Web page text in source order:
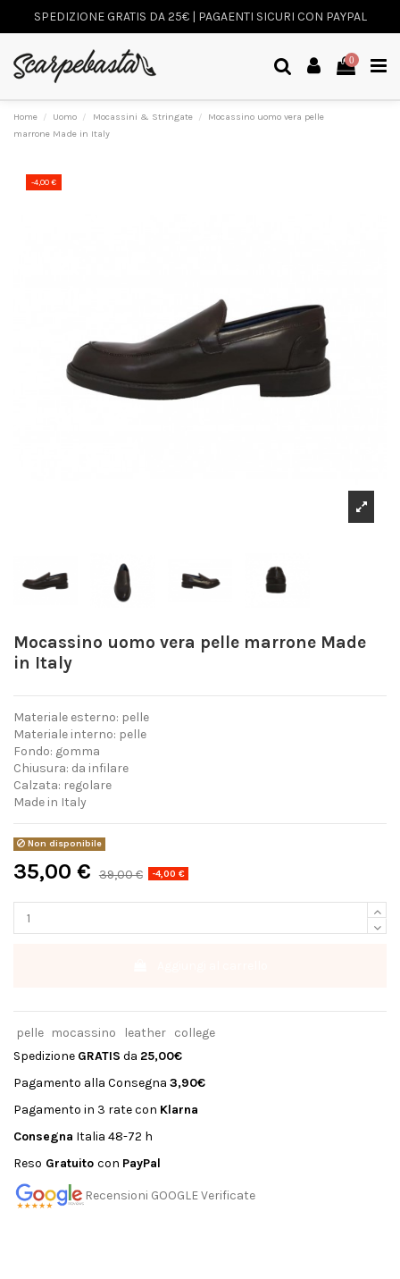
SPEDIZIONE GRATIS DA 25€ | PAGAENTI SICURI CON PAYPAL
0
Home Uomo Mocassini & Stringate
Mocassino uomo vera pelle
marrone Made in Italy
-4,00 €
Mocassino uomo vera pelle marrone Made
in Italy
Materiale esterno: pelle
Materiale interno: pelle
Fondo: gomma
Chiusura: da infilare
Calzata: regolare
Made in Italy
Non disponibile
35,00 € 39,00 € -4,00 €
pelle mocassino leather college
Spedizione GRATIS da 25,00€
Pagamento alla Consegna 3,90€
Pagamento in 3 rate con Klarna
Consegna Italia 48-72 h
Reso Gratuito con PayPal
Recensioni GOOGLE Verificate